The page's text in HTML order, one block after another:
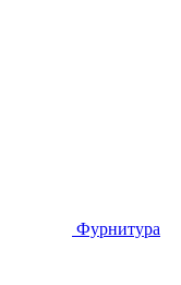
Фурнитура